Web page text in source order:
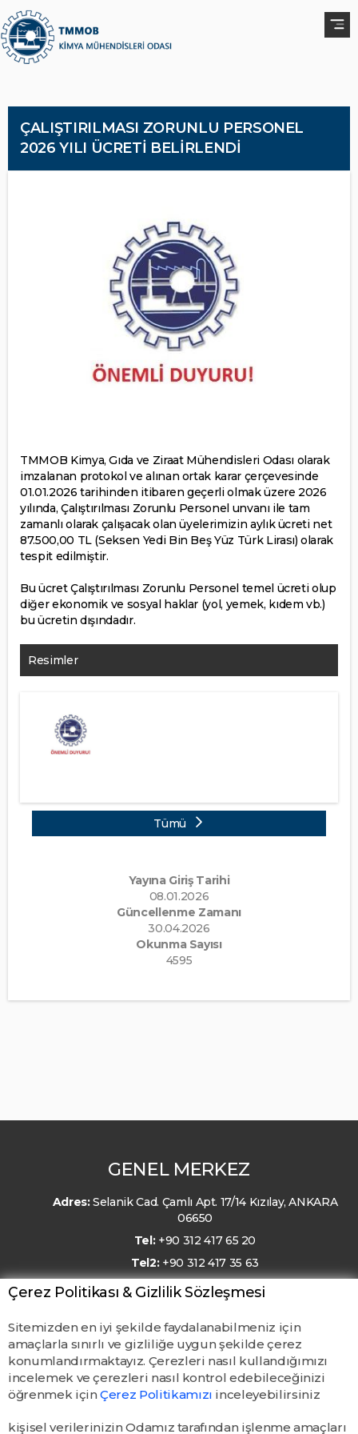
ÇALIŞTIRILMASI ZORUNLU PERSONEL
2026 YILI ÜCRETİ BELİRLENDİ
TMMOB Kimya, Gıda ve Ziraat Mühendisleri Odası olarak
imzalanan protokol ve alınan ortak karar çerçevesinde
01.01.2026 tarihinden itibaren geçerli olmak üzere 2026
yılında, Çalıştırılması Zorunlu Personel unvanı ile tam
zamanlı olarak çalışacak olan üyelerimizin aylık ücreti net
87.500,00 TL (Seksen Yedi Bin Beş Yüz Türk Lirası) olarak
tespit edilmiştir.
Bu ücret Çalıştırılması Zorunlu Personel temel ücreti olup
diğer ekonomik ve sosyal haklar (yol, yemek, kıdem vb.)
bu ücretin dışındadır.
Resimler
Tümü
Yayına Giriş Tarihi
08.01.2026
Güncellenme Zamanı
30.04.2026
Okunma Sayısı
4595
GENEL MERKEZ
Adres:Selanik Cad. Çamlı Apt. 17/14 Kızılay, ANKARA
06650
Tel: +90 312 417 65 20
Tel2: +90 312 417 35 63
E-Posta: kmo@kmo.org.tr
Çerez Politikası & Gizlilik Sözleşmesi
Sitemizden en iyi şekilde faydalanabilmeniz için
amaçlarla sınırlı ve gizliliğe uygun şekilde çerez
konumlandırmaktayız. Çerezleri nasıl kullandığımızı
incelemek ve çerezleri nasıl kontrol edebileceğinizi
öğrenmek içinÇerez Politikamızı inceleyebilirsiniz
kişisel verilerinizin Odamız tarafından işlenme amaçları